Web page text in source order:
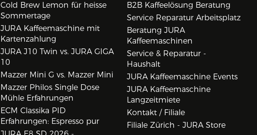
Cold Brew Lemon für heisse
Sommertage
JURA Kaffeemaschine mit
Kartenzahlung
JURA J10 Twin vs. JURA GIGA
10
Mazzer Mini G vs. Mazzer Mini
Mazzer Philos Single Dose
Mühle Erfahrungen
ECM Classika PID
Erfahrungen: Espresso pur
B2B Kaffeelösung Beratung
Service Reparatur Arbeitsplatz
Beratung JURA
Kaffeemaschinen
Service & Reparatur -
Haushalt
JURA Kaffeemaschine Events
JURA Kaffeemaschine
Langzeitmiete
Kontakt / Filiale
Filiale Zürich - JURA Store